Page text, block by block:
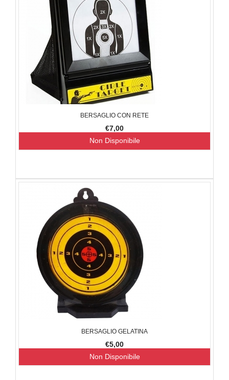
BERSAGLIO CON RETE
€7,00
Non Disponibile
BERSAGLIO GELATINA
€5,00
Non Disponibile